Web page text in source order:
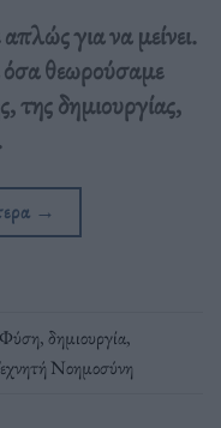
για να μείνει.
θεωρούσαμε
της δημιουργίας,
→
,δημιουργία,
Νοημοσύνη